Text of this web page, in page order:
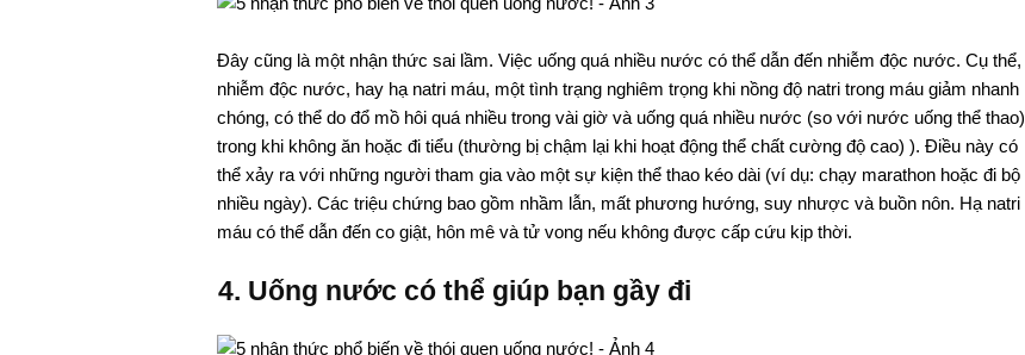
Đây cũng là một nhận thức sai lầm. Việc uống quá nhiều nước có thể dẫn đến nhiễm độc nước. Cụ thể,
nhiễm độc nước, hay hạ natri máu, một tình trạng nghiêm trọng khi nồng độ natri trong máu giảm nhanh
chóng, có thể do đổ mồ hôi quá nhiều trong vài giờ và uống quá nhiều nước (so với nước uống thể thao)
trong khi không ăn hoặc đi tiểu (thường bị chậm lại khi hoạt động thể chất cường độ cao) ). Điều này có
thể xảy ra với những người tham gia vào một sự kiện thể thao kéo dài (ví dụ: chạy marathon hoặc đi bộ
nhiều ngày). Các triệu chứng bao gồm nhầm lẫn, mất phương hướng, suy nhược và buồn nôn. Hạ natri
máu có thể dẫn đến co giật, hôn mê và tử vong nếu không được cấp cứu kịp thời.
4. Uống nước có thể giúp bạn gầy đi